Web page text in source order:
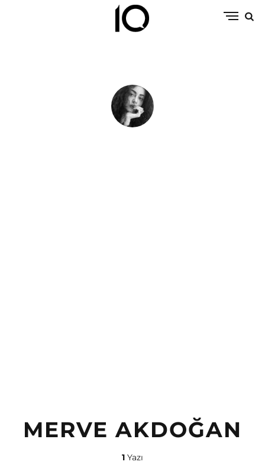
MERVE AKDOĞAN
1 Yazı